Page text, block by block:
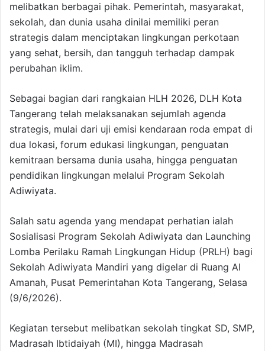
melibatkan berbagai pihak. Pemerintah, masyarakat,
sekolah, dan dunia usaha dinilai memiliki peran
strategis dalam menciptakan lingkungan perkotaan
yang sehat, bersih, dan tangguh terhadap dampak
perubahan iklim.
Sebagai bagian dari rangkaian HLH 2026, DLH Kota
Tangerang telah melaksanakan sejumlah agenda
strategis, mulai dari uji emisi kendaraan roda empat di
dua lokasi, forum edukasi lingkungan, penguatan
kemitraan bersama dunia usaha, hingga penguatan
pendidikan lingkungan melalui Program Sekolah
Adiwiyata.
Salah satu agenda yang mendapat perhatian ialah
Sosialisasi Program Sekolah Adiwiyata dan Launching
Lomba Perilaku Ramah Lingkungan Hidup (PRLH) bagi
Sekolah Adiwiyata Mandiri yang digelar di Ruang Al
Amanah, Pusat Pemerintahan Kota Tangerang, Selasa
(9/6/2026).
Kegiatan tersebut melibatkan sekolah tingkat SD, SMP,
Madrasah Ibtidaiyah (MI), hingga Madrasah